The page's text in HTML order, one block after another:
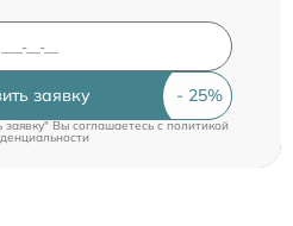
заявку
Вы соглашаетесь cполитикой